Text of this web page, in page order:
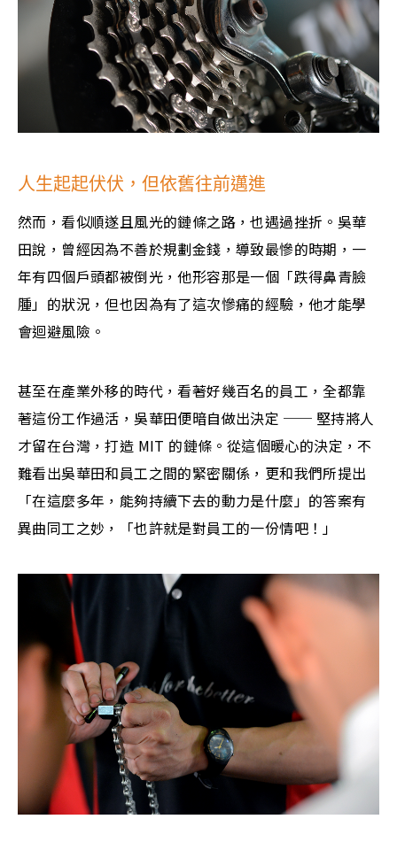
人生起起伏伏，但依舊往前邁進
然而，看似順遂且風光的鏈條之路，也遇過挫折。吳華
田說，曾經因為不善於規劃金錢，導致最慘的時期，一
年有四個戶頭都被倒光，他形容那是一個「跌得鼻青臉
腫」的狀況，但也因為有了這次慘痛的經驗，他才能學
會迴避風險。
甚至在產業外移的時代，看著好幾百名的員工，全都靠
著這份工作過活，吳華田便暗自做出決定 ── 堅持將人
才留在台灣，打造 MIT 的鏈條。從這個暖心的決定，不
難看出吳華田和員工之間的緊密關係，更和我們所提出
「在這麼多年，能夠持續下去的動力是什麼」的答案有
異曲同工之妙，「也許就是對員工的一份情吧！」